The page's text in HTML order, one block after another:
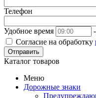
Телефон
Удобное время
-
Согласие на обработку
Отправить
Каталог товаров
Меню
Дорожные знаки